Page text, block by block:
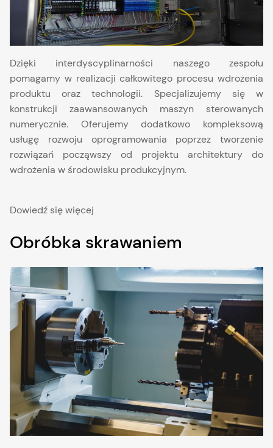
Dzięki interdyscyplinarności naszego zespołu
pomagamy w realizacji całkowitego procesu wdrożenia
produktu oraz technologii. Specjalizujemy się w
konstrukcji zaawansowanych maszyn sterowanych
numerycznie. Oferujemy dodatkowo kompleksową
usługę rozwoju oprogramowania poprzez tworzenie
rozwiązań począwszy od projektu architektury do
wdrożenia w środowisku produkcyjnym.
Dowiedź się więcej
Obróbka skrawaniem